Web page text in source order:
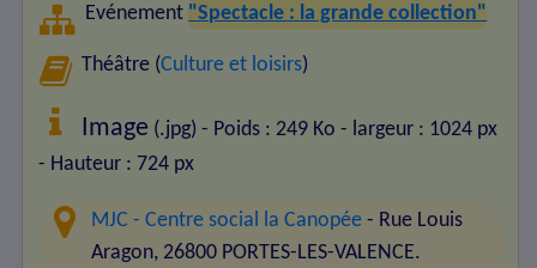
Evénement "Spectacle : la grande collection"
Théâtre (Culture et loisirs)
Image (.jpg) - Poids : 249 Ko - largeur : 1024 px
- Hauteur : 724 px
MJC - Centre social la Canopée - Rue Louis
Aragon, 26800 PORTES-LES-VALENCE.